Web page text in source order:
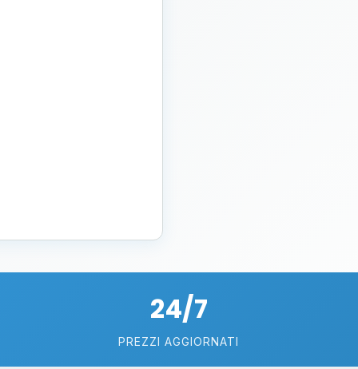
24/7
PREZZI AGGIORNATI